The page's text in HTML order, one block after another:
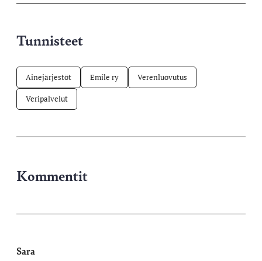
Tunnisteet
Ainejärjestöt Emile ry Verenluovutus
Veripalvelut
Kommentit
Sara